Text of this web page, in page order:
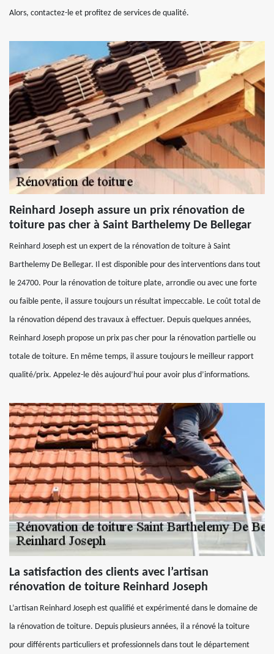
Alors, contactez-le et profitez de services de qualité.
Reinhard Joseph assure un prix rénovation de
toiture pas cher à Saint Barthelemy De Bellegar
Reinhard Joseph est un expert de la rénovation de toiture à Saint
Barthelemy De Bellegar. Il est disponible pour des interventions dans tout
le 24700. Pour la rénovation de toiture plate, arrondie ou avec une forte
ou faible pente, il assure toujours un résultat impeccable. Le coût total de
la rénovation dépend des travaux à effectuer. Depuis quelques années,
Reinhard Joseph propose un prix pas cher pour la rénovation partielle ou
totale de toiture. En même temps, il assure toujours le meilleur rapport
qualité/prix. Appelez-le dès aujourd’hui pour avoir plus d’informations.
La satisfaction des clients avec l’artisan
rénovation de toiture Reinhard Joseph
L’artisan Reinhard Joseph est qualifié et expérimenté dans le domaine de
la rénovation de toiture. Depuis plusieurs années, il a rénové la toiture
pour différents particuliers et professionnels dans tout le département